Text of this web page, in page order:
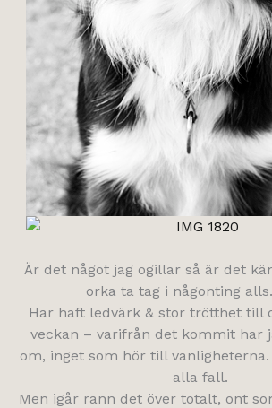
Är det något jag ogillar så är det
orka ta tag i någonting
Har haft ledvärk & stor trötthet till
veckan – varifrån det kommit har
om, inget som hör till
alla fall.
Men igår rann det över totalt, ont